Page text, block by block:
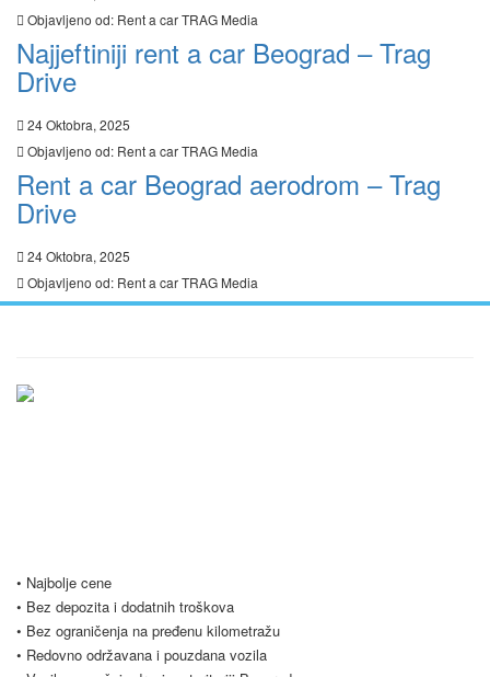
Objavljeno od: Rent a car TRAG Media
Najjeftiniji rent a car Beograd – Trag
Drive
24 Oktobra, 2025
Objavljeno od: Rent a car TRAG Media
Rent a car Beograd aerodrom – Trag
Drive
24 Oktobra, 2025
Objavljeno od: Rent a car TRAG Media
Ukratko / O Nama
• Najbolje cene
• Bez depozita i dodatnih troškova
• Bez ograničenja na pređenu kilometražu
• Redovno održavana i pouzdana vozila